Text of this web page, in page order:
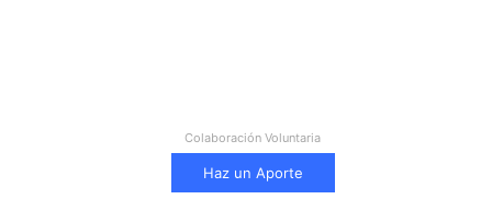
Colaboración Voluntaria
Haz un Aporte